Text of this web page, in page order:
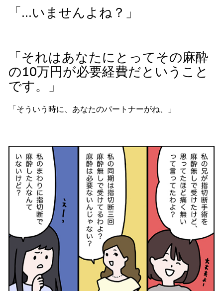
「…いませんよね？」
「それはあなたにとってその麻酔
の10万円が必要経費だということ
です。」
「そういう時に、あなたのパートナーがね、」